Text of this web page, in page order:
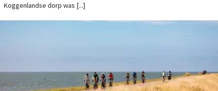
Koggenlandse dorp was [...]